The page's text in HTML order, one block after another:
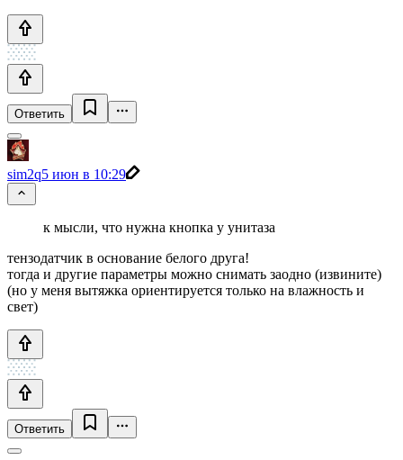
Ответить
sim2q5 июн в 10:29
к мысли, что нужна кнопка у унитаза
тензодатчик в основание белого друга!
тогда и другие параметры можно снимать заодно (извините)
(но у меня вытяжка ориентируется только на влажность и
свет)
Ответить